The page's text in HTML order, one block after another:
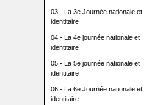
03 - La 3e Journée nationale et
identitaire
04 - La 4e journée nationale et
identitaire
05 - La 5e journée nationale et
identitaire
06 - La 6e Journée nationale et
identitaire